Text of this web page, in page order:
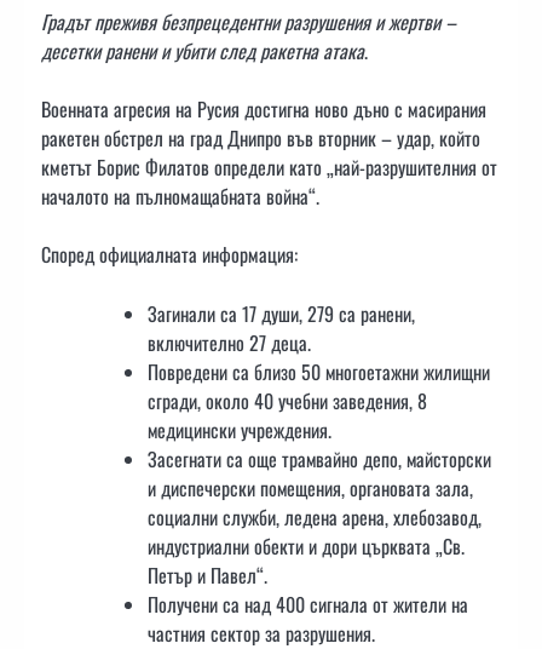
Градът преживя безпрецедентни разрушения и жертви –
десетки ранени и убити след ракетна атака.
Военната агресия на Русия достигна ново дъно с масирания
ракетен обстрел на град Днипро във вторник – удар, който
кметът Борис Филатов определи като „най-разрушителния от
началото на пълномащабната война“.
Според официалната информация:
Загинали са 17 души, 279 са ранени,
включително 27 деца.
Повредени са близо 50 многоетажни жилищни
сгради, около 40 учебни заведения, 8
медицински учреждения.
Засегнати са още трамвайно депо, майсторски
и диспечерски помещения, органовата зала,
социални служби, ледена арена, хлебозавод,
индустриални обекти и дори църквата „Св.
Петър и Павел“.
Получени са над 400 сигнала от жители на
частния сектор за разрушения.